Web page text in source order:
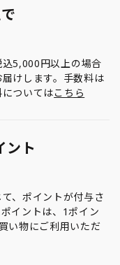
5,000円以上の場合
けします。手数料は
ついてはこちら
ント
、ポイントが付与さ
イントは、1ポイン
い物にご利用いただ